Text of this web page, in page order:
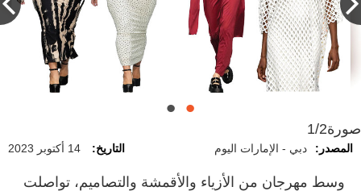
صورة1/2
المصدر: دبي - الإمارات اليوم التاريخ: 14 أكتوبر 2023
وسط مهرجان من الأزياء والأقمشة والتصاميم، تواصلت